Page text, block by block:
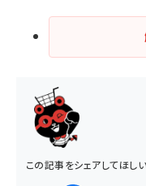
この記事をシェアしてほしい